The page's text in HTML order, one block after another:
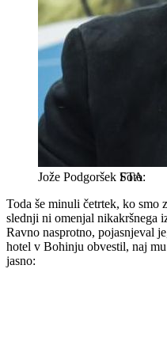
Jože Podgoršek STA
Toda še minuli četrtek, ko smo
slednji ni omenjal nikakršnega
Ravno nasprotno, pojasnjeval
hotel v Bohinju obvestil, naj
jasno: